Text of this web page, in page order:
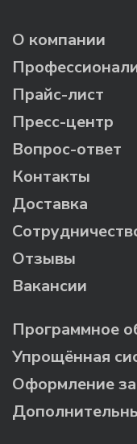
О компании
Прайс-лист
Пресс-центр
Вопрос-ответ
Контакты
Доставка
Отзывы
Вакансии
Программное
Упрощённая
Оформление